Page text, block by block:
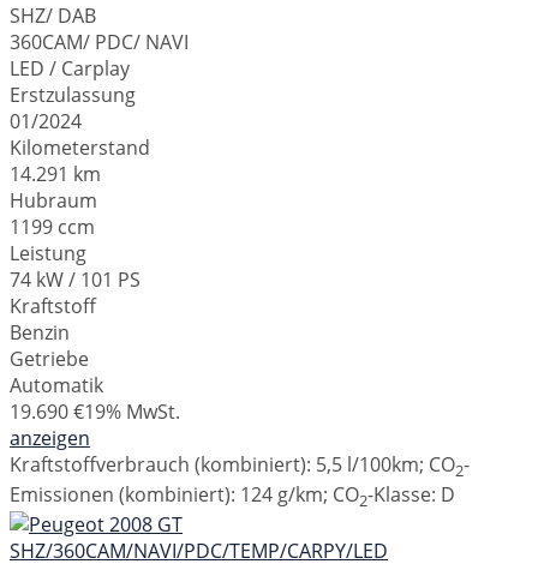
SHZ/ DAB
360CAM/ PDC/ NAVI
LED / Carplay
Erstzulassung
01/2024
Kilometerstand
14.291 km
Hubraum
1199 ccm
Leistung
74 kW / 101 PS
Kraftstoff
Benzin
Getriebe
Automatik
19.690 €19% MwSt.
anzeigen
Kraftstoffverbrauch (kombiniert): 5,5 l/100km; CO2-
Emissionen (kombiniert): 124 g/km; CO2-Klasse: D